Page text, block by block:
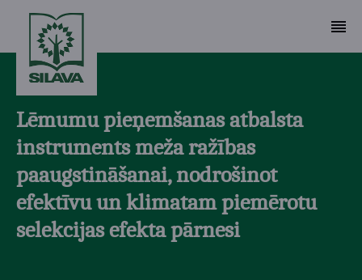
Lēmumu pieņemšanas atbalsta
instruments meža ražības
paaugstināšanai, nodrošinot
efektīvu un klimatam piemērotu
selekcijas efekta pārnesi